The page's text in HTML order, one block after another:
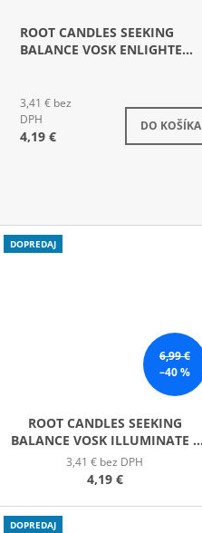
ROOT CANDLES SEEKING
BALANCE VOSK ENLIGHTEN
3,41 € bez
DPH
4,19 €
DO KOŠÍKA
Skladom
6,99 €
–40 %
DOPREDAJ
ROOT CANDLES SEEKING
BALANCE VOSK ILLUMINATE /
ROZŽIARENIE
3,41 € bez DPH
4,19 €
DOPREDAJ